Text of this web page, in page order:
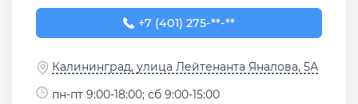
+7 (401) 275-06-56
+7 (401) 275-**-**
Калининград, улица Лейтенанта Яналова, 5А
пн-пт 9:00-18:00; сб 9:00-15:00